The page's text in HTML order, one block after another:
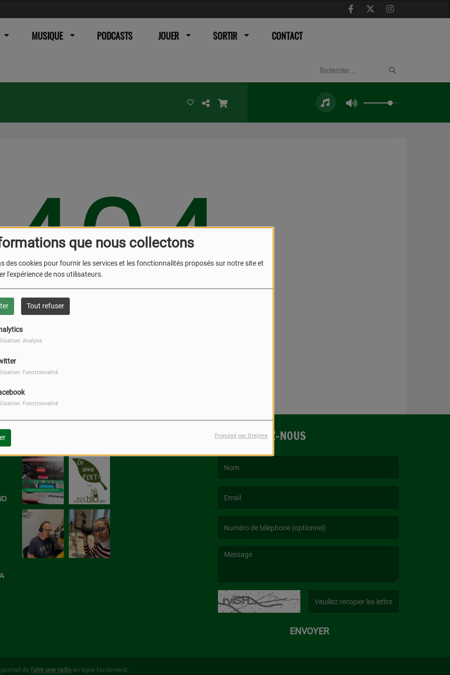
que nous collectons
des cookies pour fournir les services et les fonctionnalités proposés sur notre site et
l'expérience de nos utilisateurs.
Tout refuser
Analyse
Fonctionnalité
Fonctionnalité
Propulsé par Orejime
MUSIQUE PODCASTS JOUER SORTIR CONTACT
404
vous avez rencontré une erreur.
CONTACTEZ-NOUS
ENVOYER
de faire une radio en ligne facilement.